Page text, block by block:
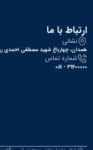
پژوهش
و
فناوری
ارتباط با ما
نشانی
همدان، چهارباغ شهید مصطفی احمدی
شماره تماس
31400000 - 081